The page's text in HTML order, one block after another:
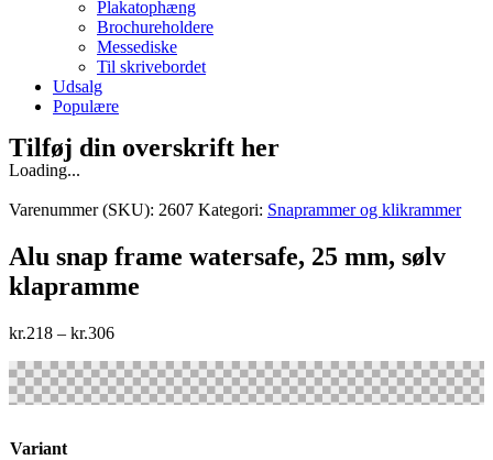
Plakatophæng
Brochureholdere
Messediske
Til skrivebordet
Udsalg
Populære
Tilføj din overskrift her
Loading...
Varenummer (SKU): 2607 Kategori: Snaprammer og klikrammer
Alu snap frame watersafe, 25 mm, sølv
klapramme
kr.218 – kr.306
Variant